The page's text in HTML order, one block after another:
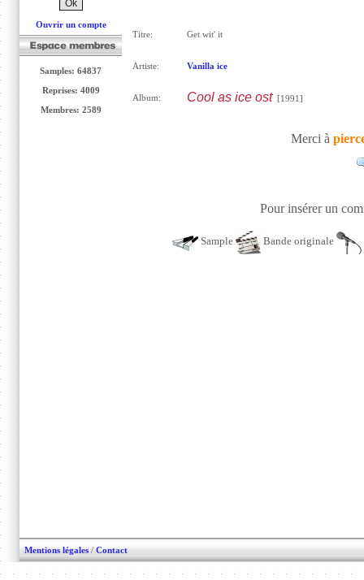
Ouvrir un compte
Samples: 64837
Reprises: 4009
Membres: 2589
Titre: Get wit' it
Artiste: Vanilla ice
Album: Cool as ice ost[1991]
Merci à
Pour insérer un
Sample Bande originale
Mentions légales / Contact